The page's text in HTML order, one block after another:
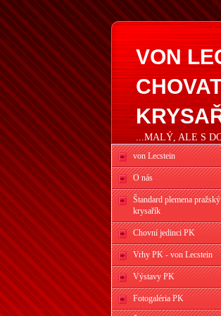
VON
...MALÝ, ALE S
von Lecstein
O nás
Štandard plemena pražský
krysařík
Chovní jedinci PK
Vrhy PK - von Lecstein
Výstavy PK
Fotogaléria PK